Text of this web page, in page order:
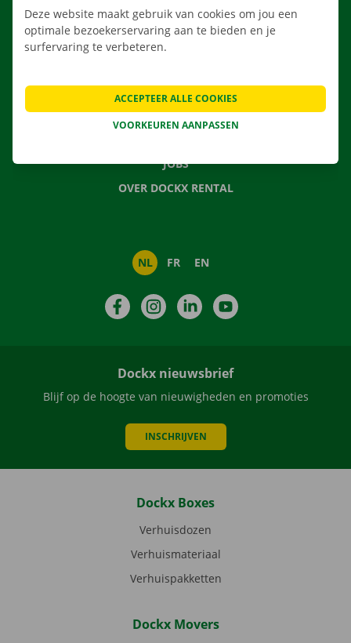
VEELGESTELDE VRAGEN
NIEUWS
JOBS
OVER DOCKX RENTAL
NL FR EN
FacebookInstagramLinkedIn
Dockx nieuwsbrief
Blijf op de hoogte van nieuwigheden en promoties
INSCHRIJVEN
Dockx Boxes
Verhuisdozen
Verhuismateriaal
Verhuispakketten
Dockx Movers
Deze website maakt gebruik van cookies om jou een
optimale bezoekerservaring aan te bieden en je
surfervaring te verbeteren.
VOORKEUREN AANPASSEN
ACCEPTEER ALLE COOKIES